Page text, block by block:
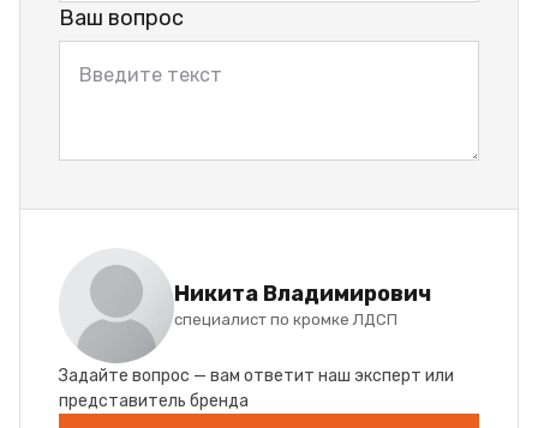
Ваш вопрос
Никита Владимирович
специалист по кромке ЛДСП
Задайте вопрос — вам ответит наш эксперт или
представитель бренда